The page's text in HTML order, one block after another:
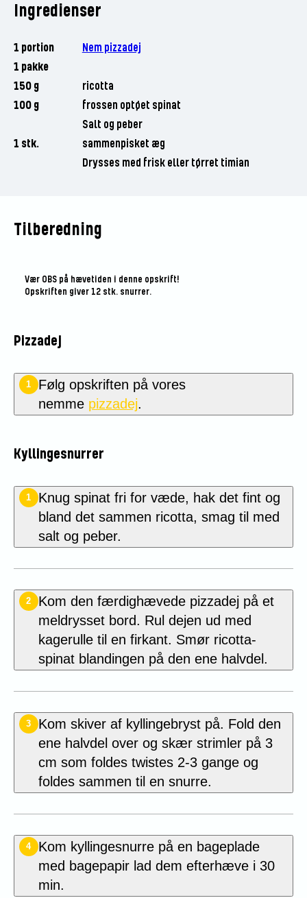
Ingredienser
1 portion
Nem pizzadej
1 pakke
150 g
ricotta
100 g
frossen optøet spinat
Salt og peber
1 stk.
sammenpisket æg
Drysses med frisk eller tørret timian
Tilberedning
Vær OBS på hævetiden i denne opskrift!
Opskriften giver 12 stk. snurrer.
Pizzadej
1 Følg opskriften påvores
nemme pizzadej.
Kyllingesnurrer
1
Knug spinat fri for væde, hak det fint og
bland det sammen ricotta, smag til med
salt og peber.
2
Kom den færdighævede pizzadej på et
meldrysset bord. Rul dejen ud med
kagerulle til en firkant. Smør ricotta-
spinat blandingen på den ene halvdel.
3 Kom skiver afkyllingebrystpå. Fold den
ene halvdel over og skær strimler på 3
cm som foldes twistes 2-3 gange og
foldes sammen til en snurre.
4
Kom kyllingesnurre på en bageplade
med bagepapir lad dem efterhæve i 30
min.